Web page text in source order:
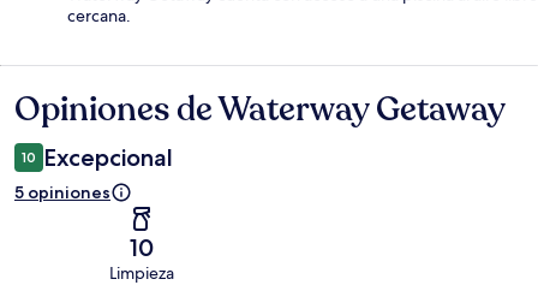
cercana.
Opiniones
Opiniones de Waterway Getaway
10 Excepcional
5 opiniones
10
Limpieza